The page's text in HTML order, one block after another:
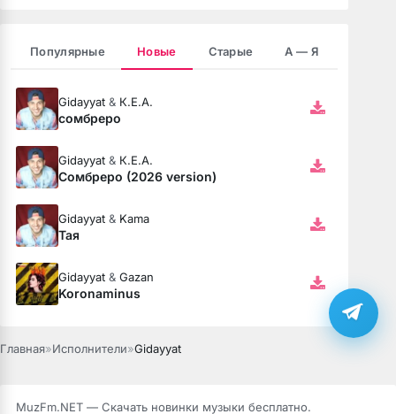
Популярные Новые Старые А — Я
Gidayyat & К.Е.А.
сомбреро
Gidayyat & К.Е.А.
Сомбреро (2026 version)
Gidayyat & Kama
Тая
Gidayyat & Gazan
Koronaminus
Главная»Исполнители»Gidayyat
MuzFm.NET — Скачать новинки музыки бесплатно.